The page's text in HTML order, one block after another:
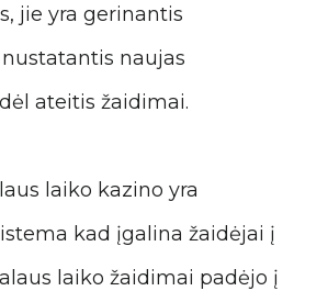
jie yra gerinantis
naujas
ateitis žaidimai.
laiko kazino yra
kad įgalina žaidėjai į
laiko žaidimai padėjo į